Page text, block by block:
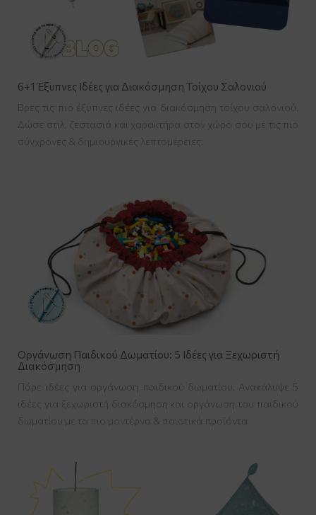
6+1 Έξυπνες Ιδέες για Διακόσμηση Τοίχου Σαλονιού
Βρες τις πιο έξυπνες ιδέες για διακόσμηση τοίχου σαλονιού.
Δώσε στιλ, ζεστασιά και χαρακτήρα στον χώρο σου με τις πιο
σύγχρονες & δημιουργικές λεπτομέρειες.
Οργάνωση Παιδικού Δωματίου: 5 Ιδέες για Ξεχωριστή
Διακόσμηση
Πάρε ιδέες για οργάνωση παιδικού δωματίου. Ανακάλυψε 5
ιδέες για ξεχωριστή διακόσμηση και οργάνωση του παιδικού
δωματίου με τα πιο μοντέρνα & ποιοτικά προϊόντα